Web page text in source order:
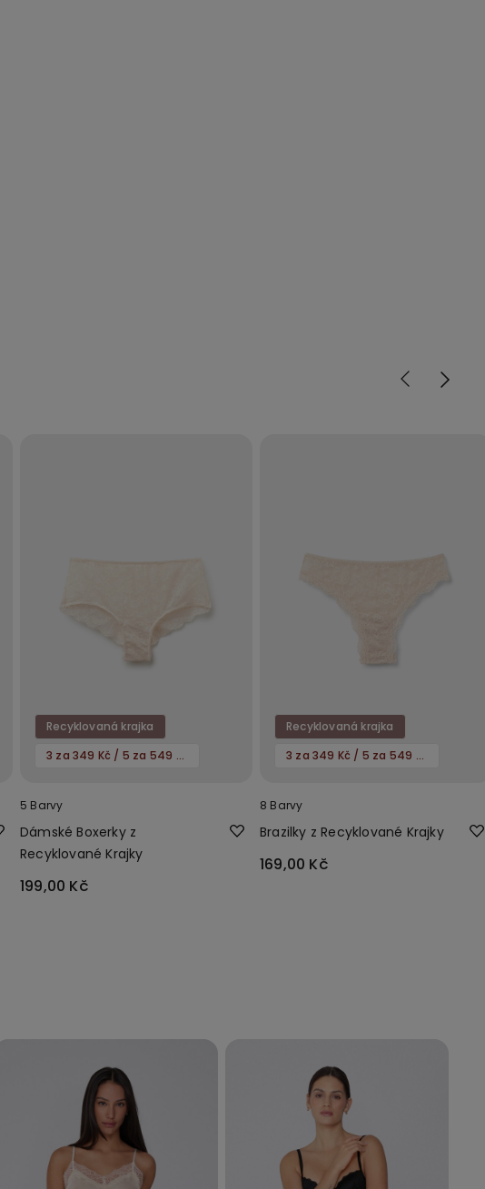
Recyklovaná krajka
3 za 349 Kč / 5 za 549 Kč
5 Barvy
Dámské Boxerky z
Recyklované Krajky
199,00 Kč
Recyklovaná krajka
3 za 349 Kč / 5 za 549 Kč
8 Barvy
Brazilky z Recyklované Krajky
169,00 Kč